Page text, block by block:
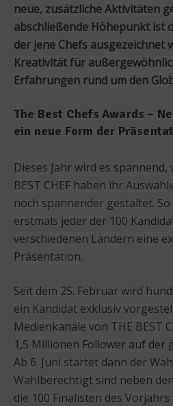
neue, zusätzliche Aktivitäten
abschließende Höhepunkt ist
der jene Chefs ausgezeichnet
Kreativität für
Erfahrungen rund um den
The Best Chefs Awards –
ein neue Form der
Dieses Jahr wird es spannend,
BEST CHEF haben ihr
noch spannender gestaltet.
erstmals jeder der 100
verschiedenen Ländern eine
Präsentation.
Seit dem 25. Februar wird
ein Kandidat exklusiv
Medienkanäle von THE BEST
1,5 Millionen Follower auf der
Ab 6. Juni startet dann der
Wahlberechtigt sind neben
die 100 Finalisten des